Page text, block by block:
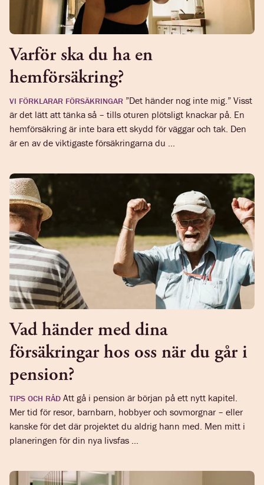
Varför ska du ha en
hemförsäkring?
VI FÖRKLARAR FÖRSÄKRINGAR ”Det händer nog inte mig.” Visst
är det lätt att tänka så – tills oturen plötsligt knackar på. En
hemförsäkring är inte bara ett skydd för väggar och tak. Den
är en av de viktigaste försäkringarna du ...
Vad händer med dina
försäkringar hos oss när du går i
pension?
TIPS OCH RÅD Att gå i pension är början på ett nytt kapitel.
Mer tid för resor, barnbarn, hobbyer och sovmorgnar – eller
kanske för det där projektet du aldrig hann med. Men mitt i
planeringen för din nya livsfas ...